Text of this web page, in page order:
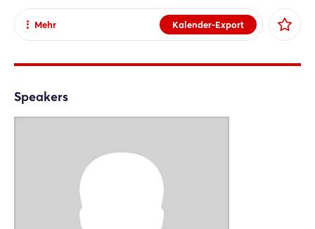
Kalender-Export
Mehr
Facebook
Link kopieren
Speakers